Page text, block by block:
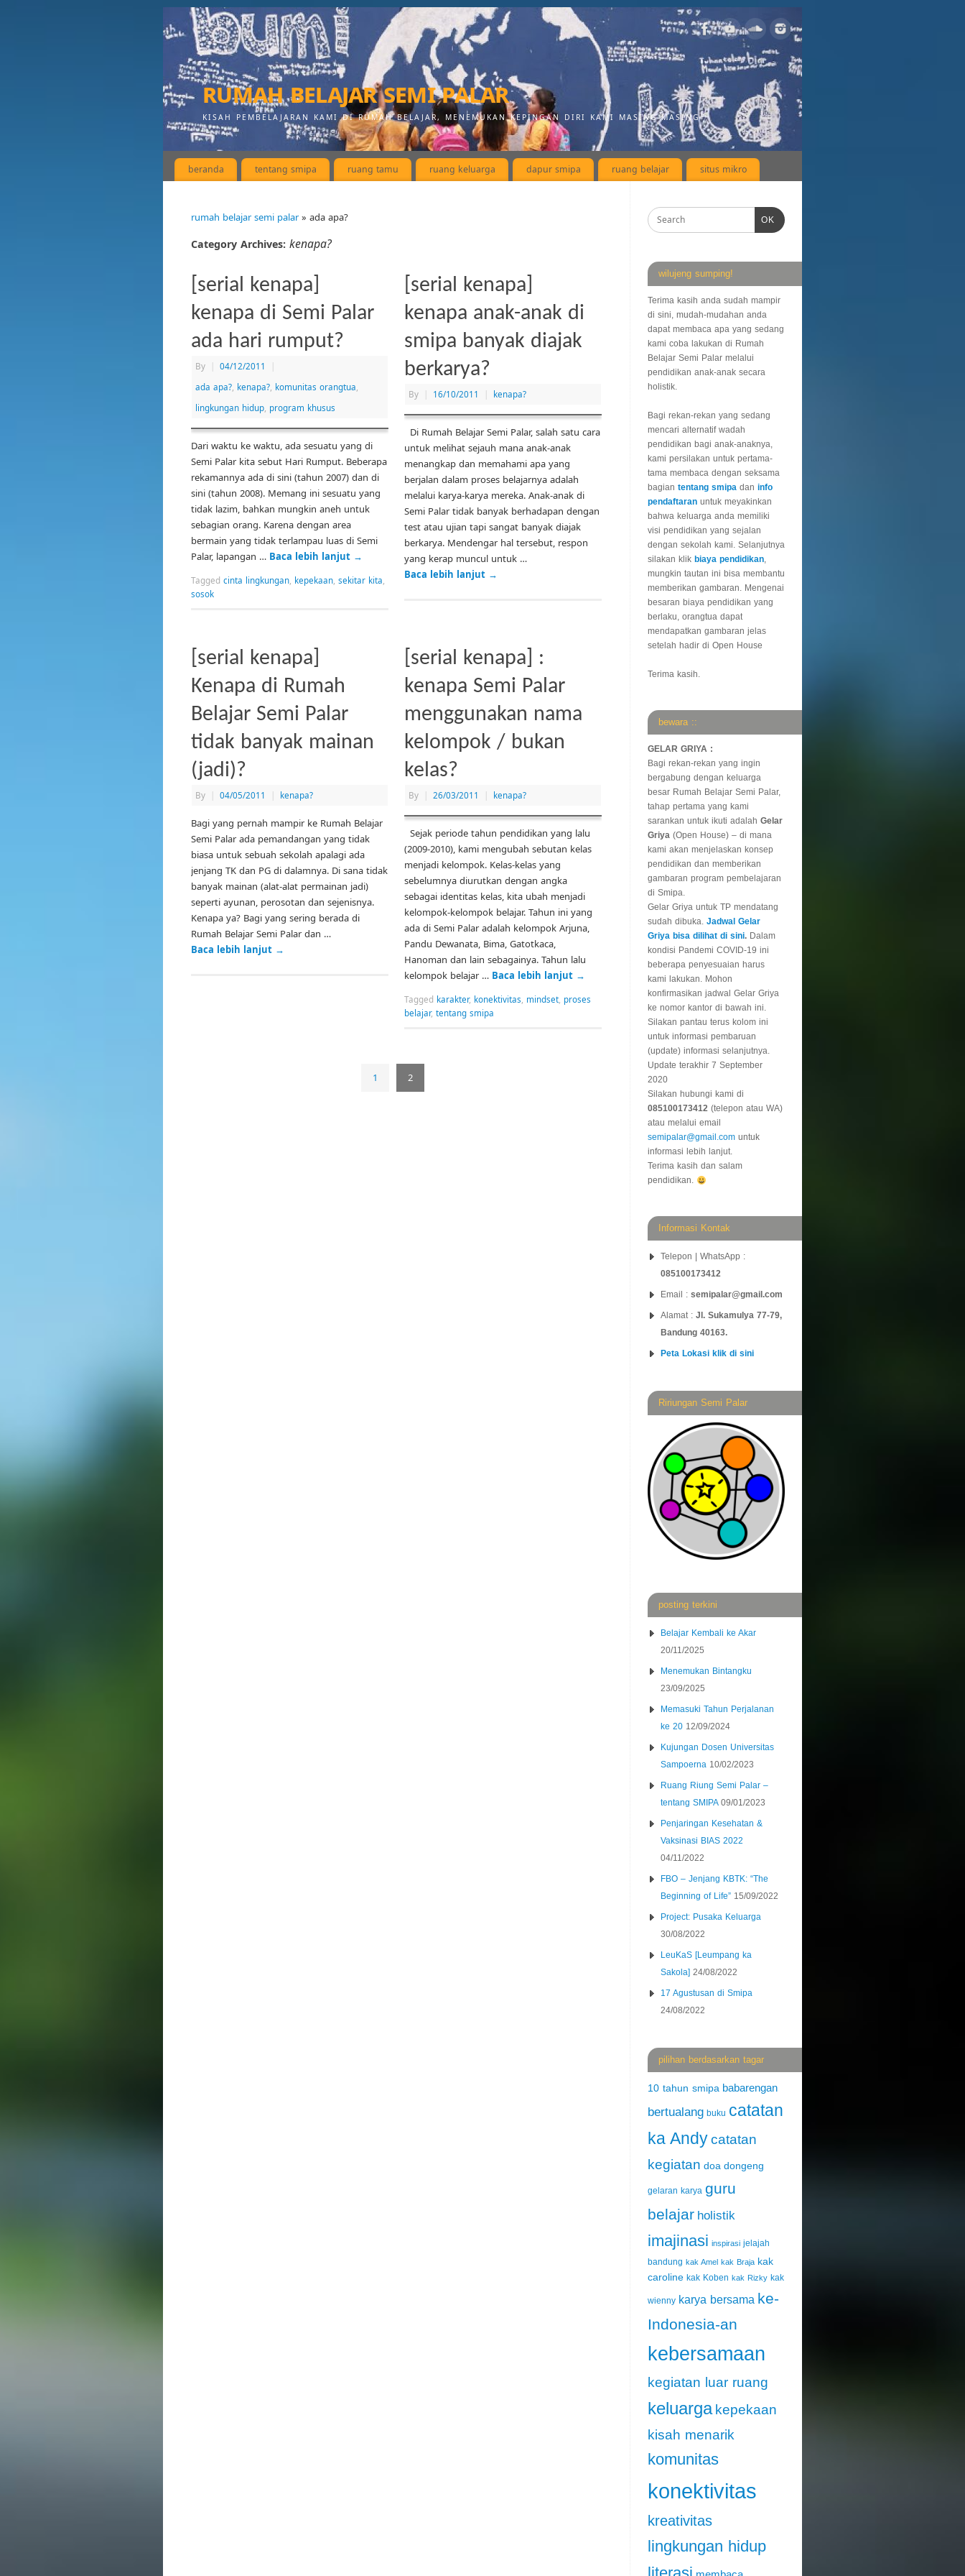
rumah belajar semi palar
KISAH PEMBELAJARAN KAMI DI RUMAH BELAJAR, MENEMUKAN KEPINGAN DIRI KAMI MASING-MASING
beranda tentang smipa ruang tamu ruang keluarga dapur smipa ruang belajar situs mikro
rumah belajar semi palar» ada apa?
Category Archives: kenapa?
[serial kenapa]
kenapa di Semi Palar
ada hari rumput?
By | 04/12/2011
|
ada apa?, kenapa?, komunitas orangtua,
lingkungan hidup, program khusus
Dari waktu ke waktu, ada sesuatu yang di
Semi Palar kita sebut Hari Rumput. Beberapa
rekamannya ada di sini (tahun 2007) dan di
sini (tahun 2008). Memang ini sesuatu yang
tidak lazim, bahkan mungkin aneh untuk
sebagian orang. Karena dengan area
bermain yang tidak terlampau luas di Semi
Palar, lapangan … Baca lebih lanjut →
Tagged cinta lingkungan, kepekaan, sekitar kita,
sosok
[serial kenapa]
kenapa anak-anak di
smipa banyak diajak
berkarya?
By | 16/10/2011 | kenapa?
Di Rumah Belajar Semi Palar, salah satu cara
untuk melihat sejauh mana anak-anak
menangkap dan memahami apa yang
berjalan dalam proses belajarnya adalah
melalui karya-karya mereka. Anak-anak di
Semi Palar tidak banyak berhadapan dengan
test atau ujian tapi sangat banyak diajak
berkarya. Mendengar hal tersebut, respon
yang kerap muncul untuk …
Baca lebih lanjut →
[serial kenapa]
Kenapa di Rumah
Belajar Semi Palar
tidak banyak mainan
(jadi)?
By | 04/05/2011 | kenapa?
Bagi yang pernah mampir ke Rumah Belajar
Semi Palar ada pemandangan yang tidak
biasa untuk sebuah sekolah apalagi ada
jenjang TK dan PG di dalamnya. Di sana tidak
banyak mainan (alat-alat permainan jadi)
seperti ayunan, perosotan dan sejenisnya.
Kenapa ya? Bagi yang sering berada di
Rumah Belajar Semi Palar dan …
Baca lebih lanjut →
[serial kenapa] :
kenapa Semi Palar
menggunakan nama
kelompok / bukan
kelas?
By | 26/03/2011 | kenapa?
Sejak periode tahun pendidikan yang lalu
(2009-2010), kami mengubah sebutan kelas
menjadi kelompok. Kelas-kelas yang
sebelumnya diurutkan dengan angka
sebagai identitas kelas, kita ubah menjadi
kelompok-kelompok belajar. Tahun ini yang
ada di Semi Palar adalah kelompok Arjuna,
Pandu Dewanata, Bima, Gatotkaca,
Hanoman dan lain sebagainya. Tahun lalu
kelompok belajar … Baca lebih lanjut →
Tagged karakter, konektivitas, mindset, proses
belajar,tentang smipa
1 2
OK
wilujeng sumping!
Terima kasih anda sudah mampir
di sini, mudah-mudahan anda
dapat membaca apa yang sedang
kami coba lakukan di Rumah
Belajar Semi Palar melalui
pendidikan anak-anak secara
holistik.
Bagi rekan-rekan yang sedang
mencari alternatif wadah
pendidikan bagi anak-anaknya,
kami persilakan untuk pertama-
tama membaca dengan seksama
bagian tentang smipa dan info
pendaftaran untuk meyakinkan
bahwa keluarga anda memiliki
visi pendidikan yang sejalan
dengan sekolah kami. Selanjutnya
silakan klik biaya pendidikan,
mungkin tautan ini bisa membantu
memberikan gambaran. Mengenai
besaran biaya pendidikan yang
berlaku, orangtua dapat
mendapatkan gambaran jelas
setelah hadir di Open House
Terima kasih.
bewara ::
GELAR GRIYA :
Bagi rekan-rekan yang ingin
bergabung dengan keluarga
besar Rumah Belajar Semi Palar,
tahap pertama yang kami
sarankan untuk ikuti adalah Gelar
Griya (Open House) – di mana
kami akan menjelaskan konsep
pendidikan dan memberikan
gambaran program pembelajaran
di Smipa.
Gelar Griya untuk TP mendatang
sudah dibuka. Jadwal Gelar
Griya bisa dilihat di sini. Dalam
kondisi Pandemi COVID-19 ini
beberapa penyesuaian harus
kami lakukan. Mohon
konfirmasikan jadwal Gelar Griya
ke nomor kantor di bawah ini.
Silakan pantau terus kolom ini
untuk informasi pembaruan
(update) informasi selanjutnya.
Update terakhir 7 September
2020
Silakan hubungi kami di
085100173412 (telepon atau WA)
atau melalui email
semipalar@gmail.com untuk
informasi lebih lanjut.
Terima kasih dan salam
pendidikan.
Informasi Kontak
Telepon | WhatsApp :
085100173412
Email : semipalar@gmail.com
Alamat : Jl. Sukamulya 77-79,
Bandung 40163.
Peta Lokasi klik di sini
Ririungan Semi Palar
posting terkini
Belajar Kembali ke Akar
20/11/2025
Menemukan Bintangku
23/09/2025
Memasuki Tahun Perjalanan
ke 20 12/09/2024
Kujungan Dosen Universitas
Sampoerna 10/02/2023
Ruang Riung Semi Palar –
tentang SMIPA 09/01/2023
Penjaringan Kesehatan &
Vaksinasi BIAS 2022
04/11/2022
FBO – Jenjang KBTK: “The
Beginning of Life” 15/09/2022
Project: Pusaka Keluarga
30/08/2022
LeuKaS [Leumpang ka
Sakola] 24/08/2022
17 Agustusan di Smipa
24/08/2022
pilihan berdasarkan tagar
10 tahun smipa babarengan
bertualang buku catatan
ka Andycatatan
kegiatan doa dongeng
gelaran karya guru
belajar holistik
imajinasi inspirasi jelajah
bandung kak Amel kak Braja kak
caroline kak Koben kak Rizky kak
wienny karya bersama ke-
Indonesia-an
kebersamaan
kegiatan luar ruang
keluarga kepekaan
kisah menarik
komunitas
konektivitas
kreativitas
lingkungan hidup